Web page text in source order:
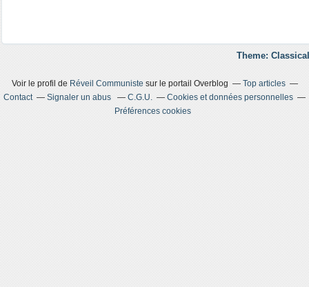
Theme:
Voir le profil de Réveil Communiste sur le portail Overblog
Top articles
Contact
Signaler un abus C.G.U.
Cookies et données personnelles
Préférences cookies